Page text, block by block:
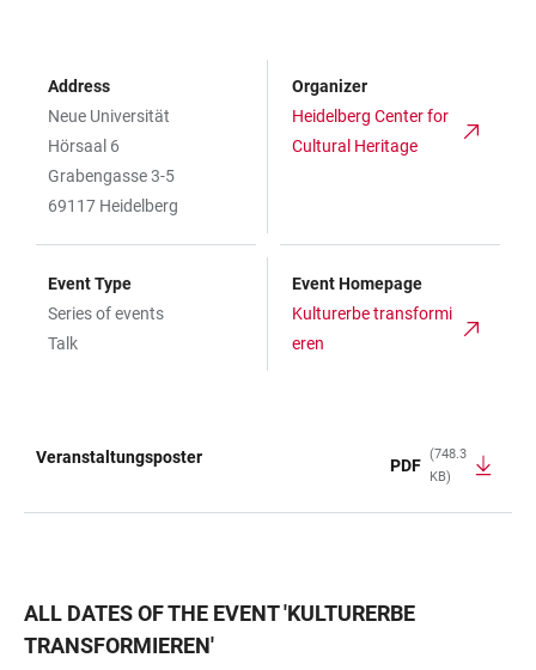
Address
Neue Universität
Hörsaal 6
Grabengasse 3-5
69117 Heidelberg
Organizer
Heidelberg Center for
Cultural Heritage
Event Type
Series of events
Talk
Event Homepage
Kulturerbe transformi
eren
Veranstaltungsposter PDF
(748.3
KB)
ALL DATES OF THE EVENT'KULTURERBE
TRANSFORMIEREN'